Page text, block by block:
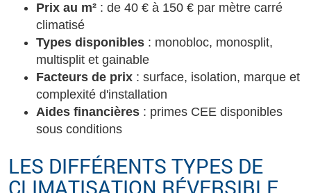
Prix au m² : de 40 € à 150 € par mètre carré
climatisé
Types disponibles : monobloc, monosplit,
multisplit et gainable
Facteurs de prix : surface, isolation, marque et
complexité d'installation
Aides financières : primes CEE disponibles
sous conditions
LES DIFFÉRENTS TYPES DE
CLIMATISATION RÉVERSIBLE